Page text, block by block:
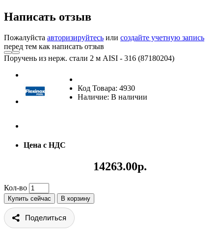
Написать отзыв
Пожалуйста авторизируйтесь или создайте учетную запись
перед тем как написать отзыв
Поручень из нерж. стали 2 м AISI - 316 (87180204)
Код Товара: 4930
Наличие: В наличии
Цена с НДС
14263.00р.
Кол-во
Купить сейчас В корзину
Поделиться